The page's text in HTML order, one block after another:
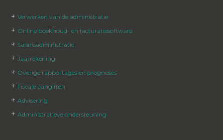
+Verwerken van de administratie
+ Online boekhoud- en facturatiesoftware
+ Salarisadministratie
+Jaarrekening
+ Overige rapportages en prognoses
+ Fiscale aangiften
+Advisering
+Administratieve ondersteuning